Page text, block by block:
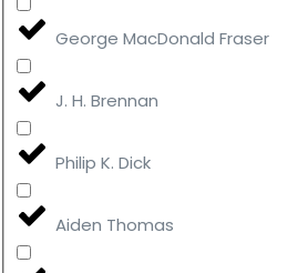
George MacDonald Fraser
J. H. Brennan
Philip K. Dick
Aiden Thomas